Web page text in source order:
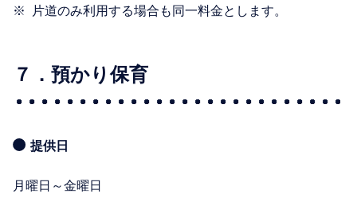
片道のみ利用する場合も同一料金とします。
７．預かり保育
提供日
月曜日～金曜日